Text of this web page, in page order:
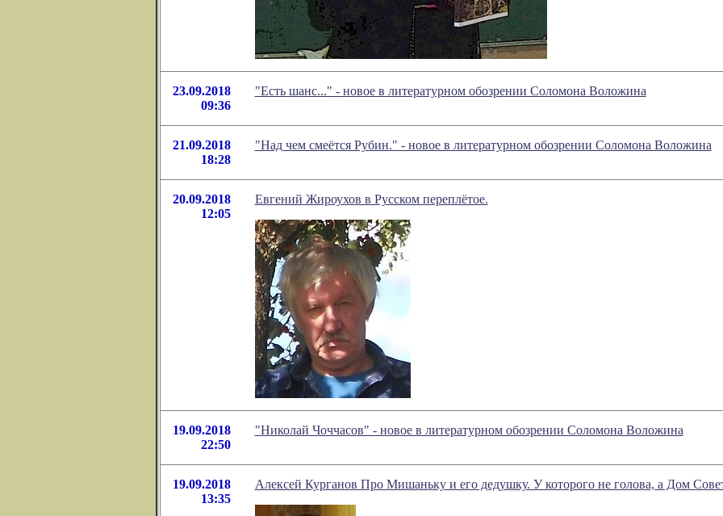
23.09.2018
09:36
"Есть шанс..." - новое в литературном обозрении Соломона Воложина
21.09.2018
18:28
"Над чем смеётся Рубин." - новое в литературном обозрении Соломона Воложина
20.09.2018
12:05
Евгений Жироухов в Русском переплётое.
19.09.2018
22:50
"Николай Чоччасов" - новое в литературном обозрении Соломона Воложина
19.09.2018
13:35
Алексей Курганов Про Мишаньку и его дедушку. У которого не голова, а Дом